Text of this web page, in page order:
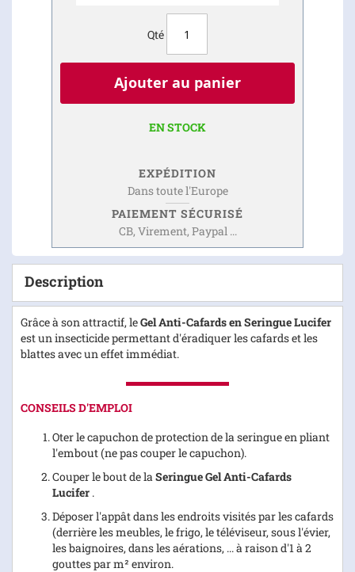
Qté
Ajouter au panier
EN STOCK
EXPÉDITION
Dans toute l'Europe
PAIEMENT SÉCURISÉ
CB, Virement, Paypal ...
Description
Grâce à son attractif, leGel Anti-Cafards en Seringue Lucifer
est un insecticide permettant d'éradiquer les cafards et les
blattes avec un effet immédiat.
CONSEILS D'EMPLOI
Oter le capuchon de protection de la seringue en pliant
l'embout (ne pas couper le capuchon).
Couper le bout de laSeringue Gel Anti-Cafards
Lucifer .
Déposer l'appât dans les endroits visités par les cafards
(derrière les meubles, le frigo, le téléviseur, sous l'évier,
les baignoires, dans les aérations, ... à raison d'1 à 2
gouttes par m² environ.